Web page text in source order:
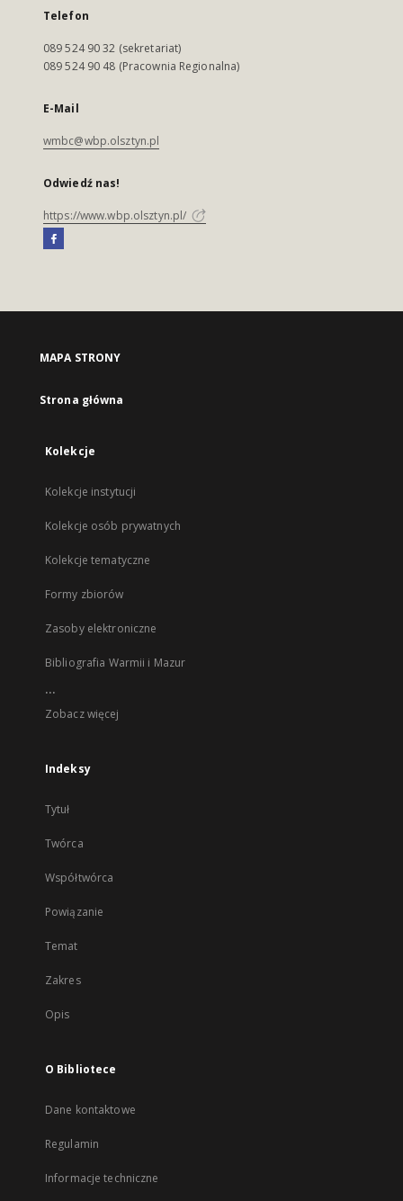
Telefon
089 524 90 32 (sekretariat)
089 524 90 48 (Pracownia Regionalna)
E-Mail
wmbc@wbp.olsztyn.pl
Odwiedź nas!
https://www.wbp.olsztyn.pl/
MAPA STRONY
Strona główna
Kolekcje
Kolekcje instytucji
Kolekcje osób prywatnych
Kolekcje tematyczne
Formy zbiorów
Zasoby elektroniczne
Bibliografia Warmii i Mazur
...
Zobacz więcej
Indeksy
Tytuł
Twórca
Współtwórca
Powiązanie
Temat
Zakres
Opis
O Bibliotece
Dane kontaktowe
Regulamin
Informacje techniczne